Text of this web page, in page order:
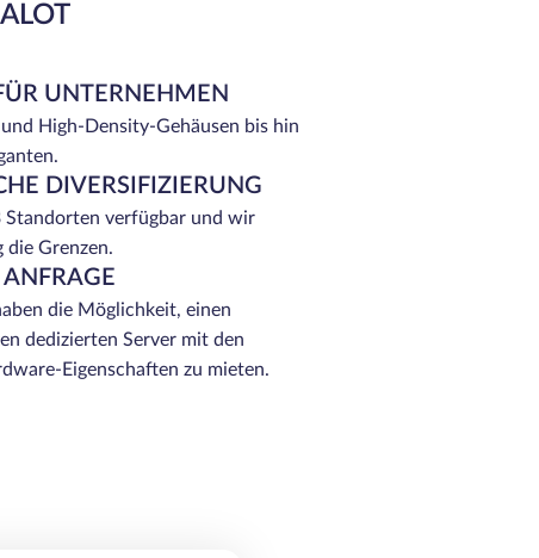
UNTERNEHMEN
High-Density-Gehäusen bis hin
DIVERSIFIZIERUNG
Standorten verfügbar und wir
Grenzen.
die Möglichkeit, einen
dedizierten Server mit den
Eigenschaften zu mieten.